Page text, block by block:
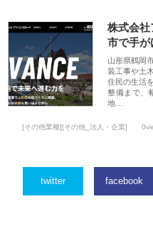
株式会社
市で手が
山形県鶴岡
装工事や土
住民の生活
整備まで、
地…
[その他業種][その他_法人・企業]
twitter facebook